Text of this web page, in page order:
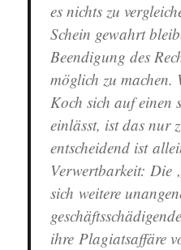
es nichts zu
Schein gewahrt
Beendigung des
möglich zu machen.
Koch sich auf einen
einlässt, ist das nur
entscheidend ist
Verwertbarkeit: Die
sich weitere
ihre Plagiatsaffäre